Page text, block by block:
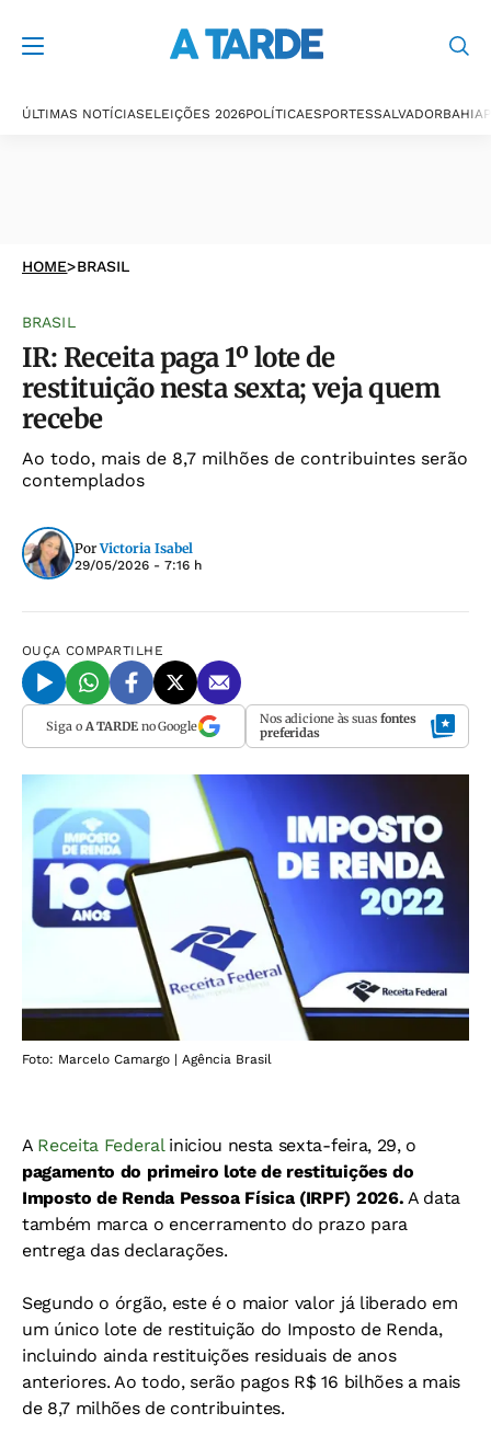
ÚLTIMAS NOTÍCIASELEIÇÕES 2026POLÍTICAESPORTESSALVADORBAHIA
HOME>BRASIL
BRASIL
IR: Receita paga 1º lote de
restituição nesta sexta; veja quem
recebe
Ao todo, mais de 8,7 milhões de contribuintes serão
contemplados
Por Victoria Isabel
29/05/2026 - 7:16 h
OUÇA COMPARTILHE
Siga o A TARDEno Google Nos adicione às suas fontes
preferidas
Foto: Marcelo Camargo | Agência Brasil
AReceita Federal iniciou nesta sexta-feira, 29, o
pagamento do primeiro lote de restituições do
Imposto de Renda Pessoa Física (IRPF) 2026. A data
também marca o encerramento do prazo para
entrega das declarações.
Segundo o órgão, este é o maior valor já liberado em
um único lote de restituição do Imposto de Renda,
incluindo ainda restituições residuais de anos
anteriores. Ao todo, serão pagos R$ 16 bilhões a mais
de 8,7 milhões de contribuintes.